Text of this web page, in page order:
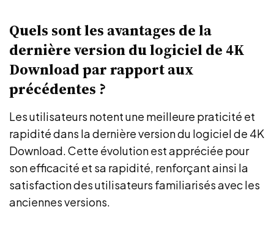
Quels sont les avantages de la
dernière version du logiciel de 4K
Download par rapport aux
précédentes ?
Les utilisateurs notent une meilleure praticité et
rapidité dans la dernière version du logiciel de 4K
Download. Cette évolution est appréciée pour
son efficacité et sa rapidité, renforçant ainsi la
satisfaction des utilisateurs familiarisés avec les
anciennes versions.